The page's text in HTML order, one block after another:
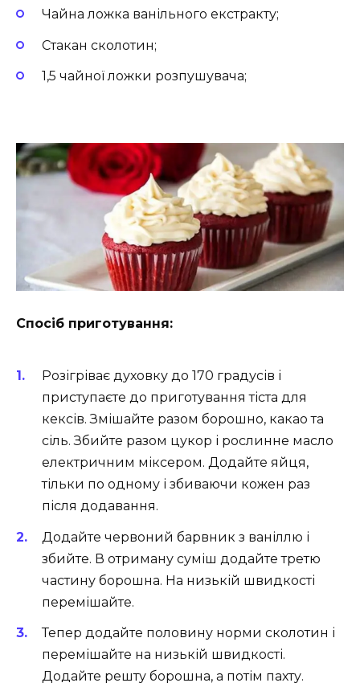
Чайна ложка ванільного екстракту;
Стакан сколотин;
1,5 чайної ложки розпушувача;
Спосіб приготування:
Розігріває духовку до 170 градусів і
приступаєте до приготування тіста для
кексів. Змішайте разом борошно, какао та
сіль. Збийте разом цукор і рослинне масло
електричним міксером. Додайте яйця,
тільки по одному і збиваючи кожен раз
після додавання.
Додайте червоний барвник з ваніллю і
збийте. В отриману суміш додайте третю
частину борошна. На низькій швидкості
перемішайте.
Тепер додайте половину норми сколотин і
перемішайте на низькій швидкості.
Додайте решту борошна, а потім пахту.